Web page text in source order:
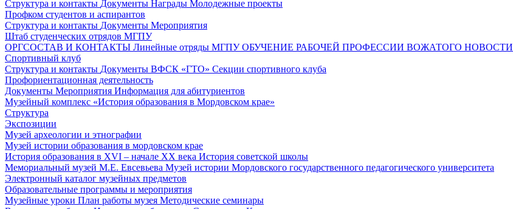
Структура и контакты Документы Награды Молодежные проекты
Профком студентов и аспирантов
Структура и контакты Документы Мероприятия
Штаб студенческих отрядов МГПУ
ОРГСОСТАВ И КОНТАКТЫ Линейные отряды МГПУОБУЧЕНИЕ РАБОЧЕЙ ПРОФЕССИИ ВОЖАТОГО НОВОСТИ
Спортивный клуб
Структура и контакты Документы ВФСК «ГТО» Секции спортивного клуба
Профориентационная деятельность
Документы Мероприятия Информация для абитуриентов
Музейный комплекс «История образования в Мордовском крае»
Структура
Экспозиции
Музей археологии и этнографии
Музей истории образования в мордовском крае
История образования в XVI – начале XX века История советской школы
Мемориальный музей М.Е. Евсевьева Музей истории Мордовского государственного педагогического университета
Электронный каталог музейных предметов
Образовательные программы и мероприятия
Музейные уроки План работы музея Методические семинары